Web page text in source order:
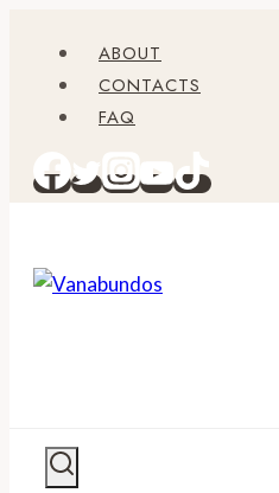
springen
ABOUT
CONTACTS
FAQ